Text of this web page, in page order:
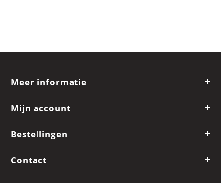
Meer informatie
Mijn account
Bestellingen
Contact